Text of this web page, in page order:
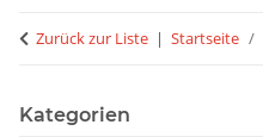
Zurück zur Liste Startseite
Kategorien